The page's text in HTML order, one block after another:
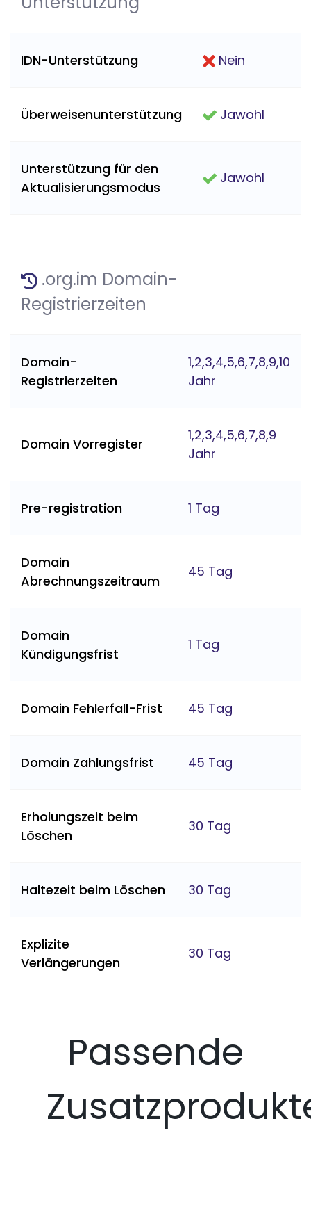
IDN-Unterstützung Nein
Überweisenunterstützung Jawohl
Unterstützung für den
Aktualisierungsmodus
Jawohl
.org.im Domain-
Registrierzeiten
Domain-
Registrierzeiten
1,2,3,4,5,6,7,8,9,10
Jahr
Domain Vorregister
1,2,3,4,5,6,7,8,9
Jahr
Pre-registration 1 Tag
Domain
Abrechnungszeitraum
45 Tag
Domain
Kündigungsfrist
1 Tag
Domain Fehlerfall-Frist 45 Tag
Domain Zahlungsfrist 45 Tag
Erholungszeit beim
Löschen
30 Tag
Haltezeit beim Löschen 30 Tag
Explizite
Verlängerungen
30 Tag
Passende